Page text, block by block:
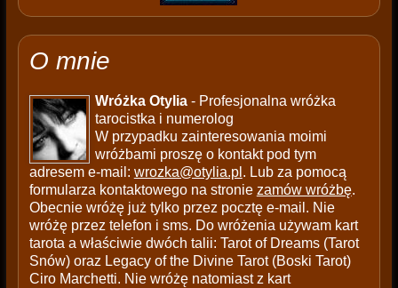
O mnie
Wróżka Otylia- Profesjonalna wróżka
tarocistka i numerolog
W przypadku zainteresowania moimi
wróżbami proszę o kontakt pod tym
adresem e-mail: wrozka@otylia.pl . Lub za pomocą
formularza kontaktowego na stronie zamów wróżbę.
Obecnie wróżę już tylko przez pocztę e-mail. Nie
wróżę przez telefon i sms. Do wróżenia używam kart
tarota a właściwie dwóch talii: Tarot of Dreams (Tarot
Snów) oraz Legacy of the Divine Tarot (Boski Tarot)
Ciro Marchetti. Nie wróżę natomiast z kart